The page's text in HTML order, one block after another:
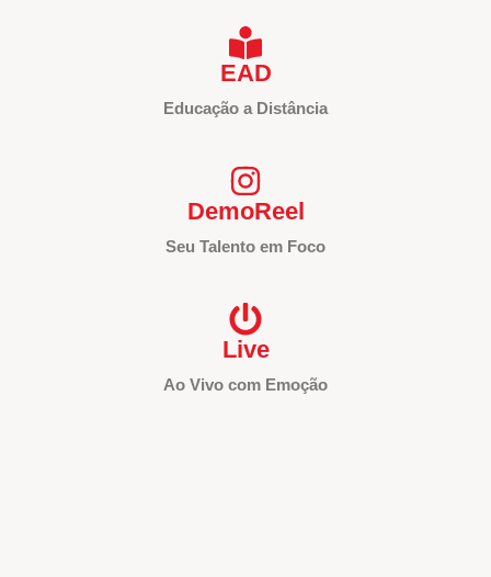
EAD
Educação a Distância
DemoReel
Seu Talento em Foco
Live
Ao Vivo com Emoção